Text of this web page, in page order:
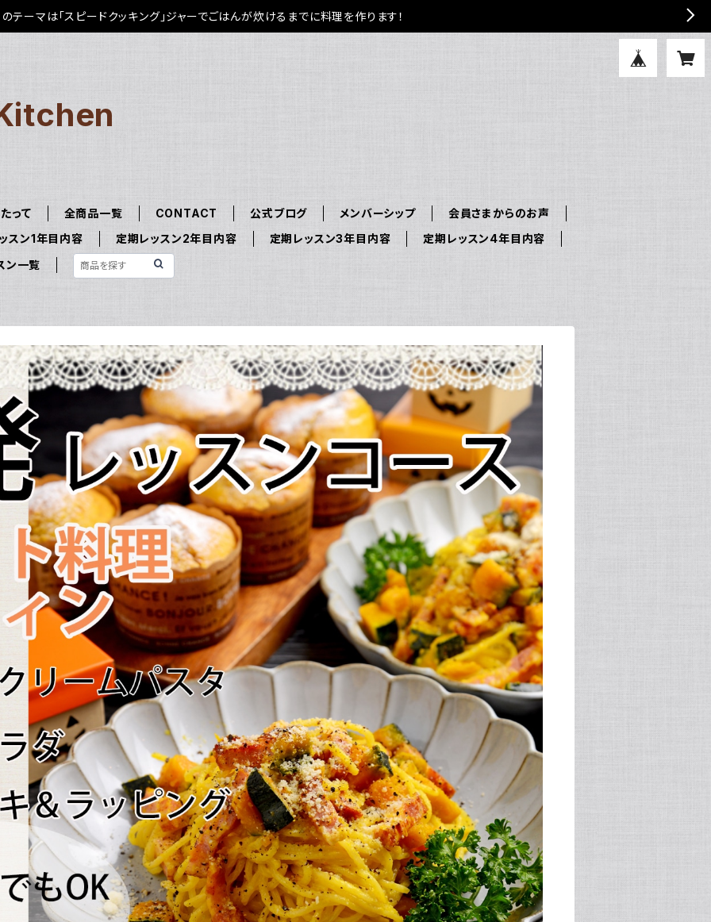
テーマは「スピードクッキング」ジャーでごはんが炊けるまでに料理を作ります！
って 全商品一覧 CONTACT 公式ブログ メンバーシップ
会員さまからのお声
スン1年目内容
定期レッスン2年目内容 定期レッスン3年目内容
定期レッスン4年目内容
ン一覧